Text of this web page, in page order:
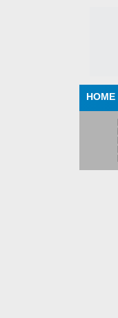
HOME